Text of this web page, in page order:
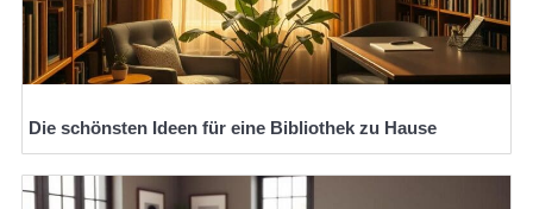
Die schönsten Ideen für eine Bibliothek zu Hause